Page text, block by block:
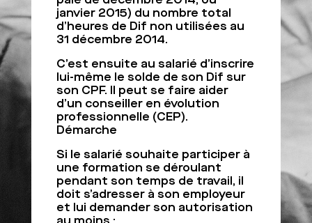
janvier 2015) du nombre total
d’heures de Dif non utilisées au
31 décembre 2014.
C’est ensuite au salarié d’inscrire
lui-même le solde de son Dif sur
son CPF. Il peut se faire aider
d’un conseiller en évolution
professionnelle (CEP).
Démarche
Si le salarié souhaite participer à
une formation se déroulant
pendant son temps de travail, il
doit s’adresser à son employeur
et lui demander son autorisation